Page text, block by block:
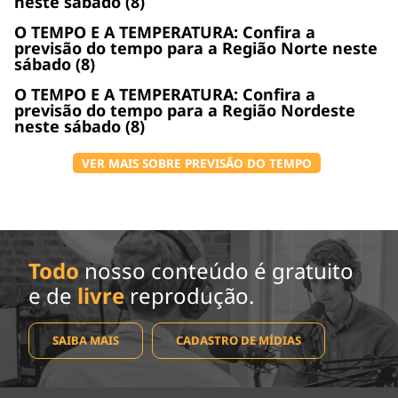
O TEMPO E A TEMPERATURA: Confira a
previsão do tempo para a Região Norte neste
sábado (8)
O TEMPO E A TEMPERATURA: Confira a
previsão do tempo para a Região Nordeste
neste sábado (8)
VER MAIS SOBRE PREVISÃO DO TEMPO
Todo nosso conteúdo é gratuito
e de livrereprodução.
SAIBA MAIS CADASTRO DE MÍDIAS